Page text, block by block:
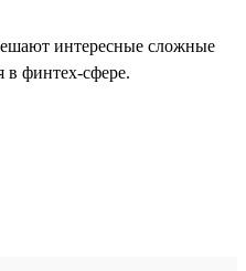
интересные сложные
в финтех-сфере.